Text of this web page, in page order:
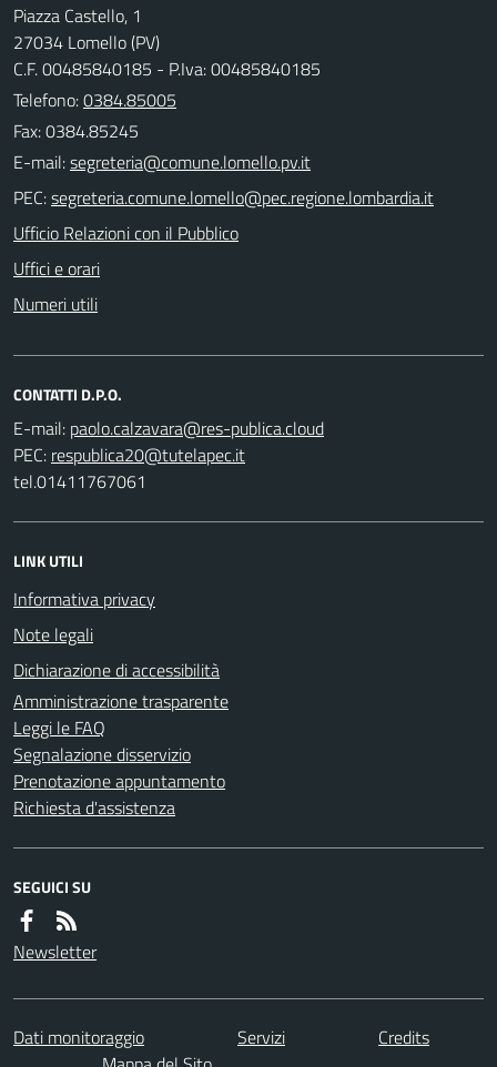
Piazza Castello, 1
27034 Lomello (PV)
C.F. 00485840185 - P.Iva: 00485840185
Telefono:0384.85005
Fax: 0384.85245
E-mail:
PEC:
Ufficio Relazioni con il Pubblico
Uffici e orari
Numeri utili
CONTATTI D.P.O.
E-mail:
PEC:
tel.01411767061
LINK UTILI
Informativa privacy
Note legali
Dichiarazione di accessibilità
Amministrazione trasparente
Leggi le FAQ
Segnalazione disservizio
Prenotazione appuntamento
Richiesta d'assistenza
SEGUICI SU
Newsletter
Dati monitoraggio Servizi
Credits